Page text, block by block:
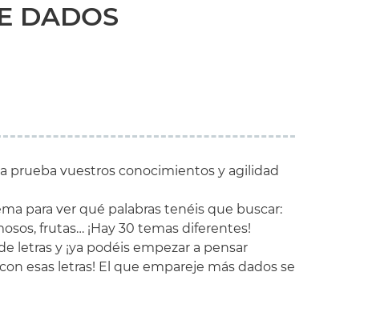
DADOS
prueba vuestros conocimientos y agilidad
para ver qué palabras tenéis que buscar:
frutas… ¡Hay 30 temas diferentes!
letras y ¡ya podéis empezar a pensar
esas letras! El que empareje más dados se